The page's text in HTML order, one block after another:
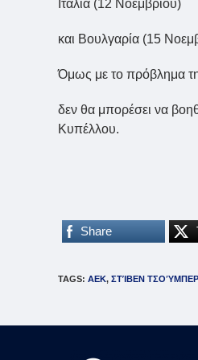
Ιταλία (12 Νοεμβρίου)
και Βουλγαρία (15
Όμως με το πρόβλημα
δεν θα μπορέσει να
Κυπέλλου.
Share
TAGS: ΑΕΚ, ΣΤΊΒΕΝ ΤΣΟΎΜΠΕΡ